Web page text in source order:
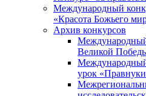
Международный
«Красота Божьего
Архив конкурсов
Великой
урок